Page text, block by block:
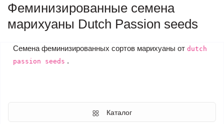
Феминизированные семена
марихуаны Dutch Passion seeds
Семена феминизированных сортов марихуаны от dutch
passion seeds .
Каталог